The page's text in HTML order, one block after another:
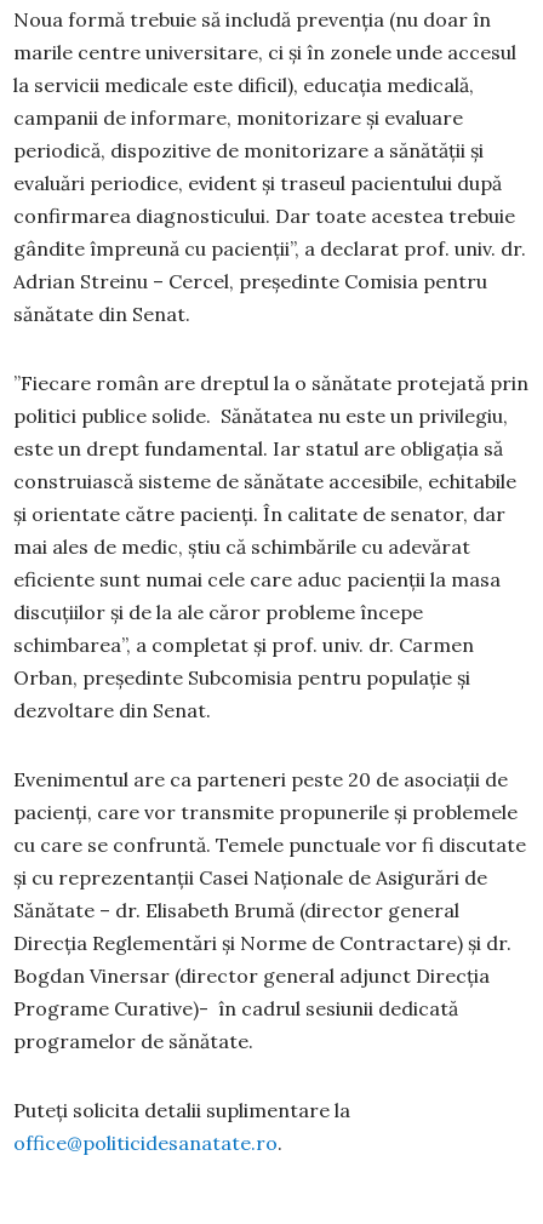
Noua formă trebuie să includă prevenția (nu doar în
marile centre universitare, ci și în zonele unde accesul
la servicii medicale este dificil), educația medicală,
campanii de informare, monitorizare și evaluare
periodică, dispozitive de monitorizare a sănătății și
evaluări periodice, evident și traseul pacientului după
confirmarea diagnosticului. Dar toate acestea trebuie
gândite împreună cu pacienții”, a declarat prof. univ. dr.
Adrian Streinu – Cercel, președinte Comisia pentru
sănătate din Senat.
”Fiecare român are dreptul la o sănătate protejată prin
politici publice solide. Sănătatea nu este un privilegiu,
este un drept fundamental. Iar statul are obligația să
construiască sisteme de sănătate accesibile, echitabile
și orientate către pacienți. În calitate de senator, dar
mai ales de medic, știu că schimbările cu adevărat
eficiente sunt numai cele care aduc pacienții la masa
discuțiilor și de la ale căror probleme începe
schimbarea”, a completat și prof. univ. dr. Carmen
Orban, președinte Subcomisia pentru populație și
dezvoltare din Senat.
Evenimentul are ca parteneri peste 20 de asociații de
pacienți, care vor transmite propunerile și problemele
cu care se confruntă. Temele punctuale vor fi discutate
și cu reprezentanții Casei Naționale de Asigurări de
Sănătate – dr. Elisabeth Brumă (director general
Direcția Reglementări și Norme de Contractare) și dr.
Bogdan Vinersar (director general adjunct Direcția
Programe Curative)- în cadrul sesiunii dedicată
programelor de sănătate.
Puteți solicita detalii suplimentare la
office@politicidesanatate.ro.